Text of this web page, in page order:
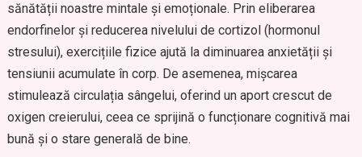
sănătății noastre mintale și emoționale. Prin eliberarea
endorfinelor și reducerea nivelului de cortizol (hormonul
stresului), exercițiile fizice ajută la diminuarea anxietății și
tensiunii acumulate în corp. De asemenea, mișcarea
stimulează circulația sângelui, oferind un aport crescut de
oxigen creierului, ceea ce sprijină o funcționare cognitivă mai
bună și o stare generală de bine.